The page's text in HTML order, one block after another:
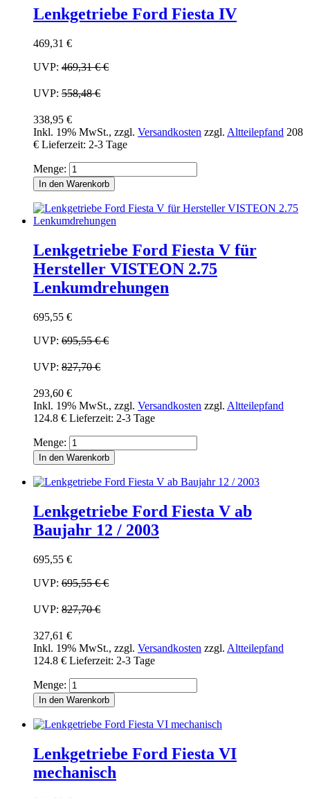
Lenkgetriebe Ford Fiesta IV
469,31 €
UVP: 469,31 €€
UVP: 558,48 €
338,95 €
Inkl. 19% MwSt., zzgl. Versandkosten zzgl. Altteilepfand 208
€ Lieferzeit: 2-3 Tage
Menge:
In den Warenkorb
Lenkgetriebe Ford Fiesta V für
Hersteller VISTEON 2.75
Lenkumdrehungen
695,55 €
UVP: 695,55 €€
UVP: 827,70 €
293,60 €
Inkl. 19% MwSt., zzgl. Versandkosten zzgl. Altteilepfand
124.8 € Lieferzeit: 2-3 Tage
Menge:
In den Warenkorb
Lenkgetriebe Ford Fiesta V ab
Baujahr 12 / 2003
695,55 €
UVP: 695,55 €€
UVP: 827,70 €
327,61 €
Inkl. 19% MwSt., zzgl. Versandkosten zzgl. Altteilepfand
124.8 € Lieferzeit: 2-3 Tage
Menge:
In den Warenkorb
Lenkgetriebe Ford Fiesta VI
mechanisch